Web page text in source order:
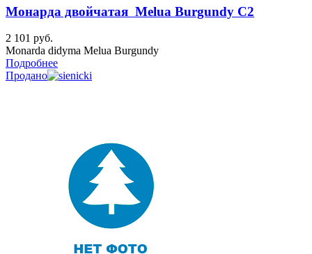
Монарда двойчатая Melua Burgundy C2
2 101 руб.
Monarda didyma Melua Burgundy
Подробнее
Продано